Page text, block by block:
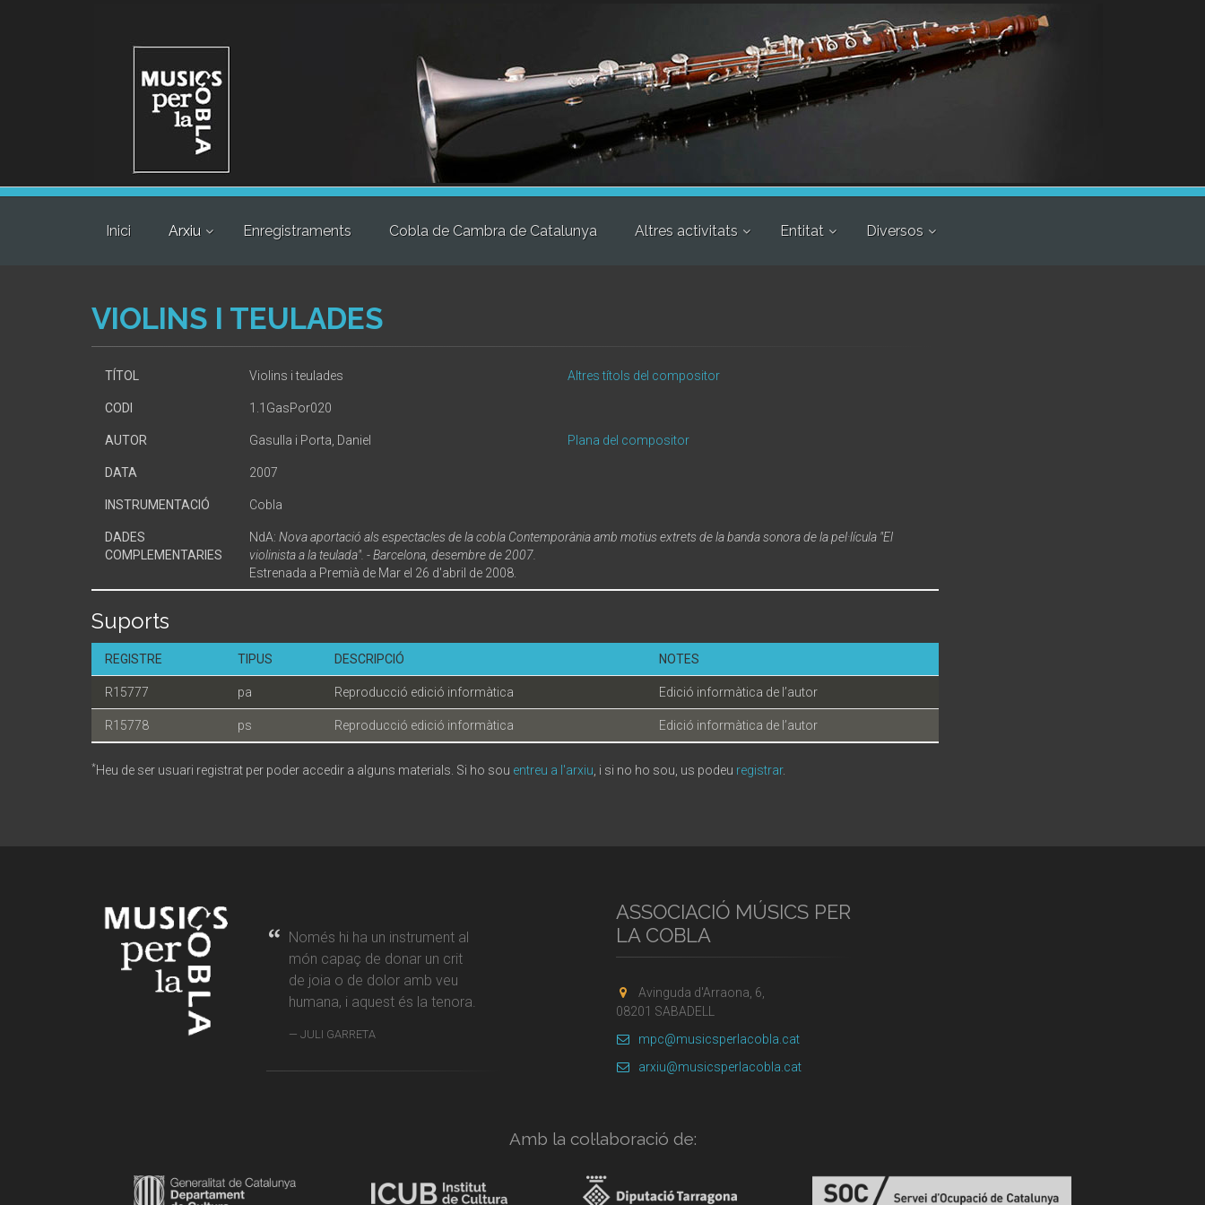
Inici Arxiu Enregistraments Cobla de Cambra de Catalunya Altres activitats Entitat Diversos
VIOLINS I TEULADES
TÍTOL Violins i teulades Altres títols del compositor
CODI 1.1GasPor020
AUTOR Gasulla i Porta, Daniel Plana del compositor
DATA 2007
INSTRUMENTACIÓ Cobla
DADES
COMPLEMENTARIES
NdA: Nova aportació als espectacles de la cobla Contemporània amb motius extrets de la banda sonora de la pel·lícula "El
violinista a la teulada". - Barcelona, desembre de 2007.
Estrenada a Premià de Mar el 26 d'abril de 2008.
Suports
REGISTRE TIPUS DESCRIPCIÓ NOTES
R15777 pa Reproducció edició informàtica Edició informàtica de l’autor
R15778 ps Reproducció edició informàtica Edició informàtica de l’autor
*Heu de ser usuari registrat per poder accedir a alguns materials. Si ho sou entreu a l'arxiu , i si no ho sou, us podeu registrar.
Només hi ha un instrument al
món capaç de donar un crit
de joia o de dolor amb veu
humana, i aquest és la tenora.
JULI GARRETA
ASSOCIACIÓ MÚSICS PER
LA COBLA
Avinguda d'Arraona, 6,
08201 SABADELL
mpc@musicsperlacobla.cat
arxiu@musicsperlacobla.cat
Amb la col·laboració de: